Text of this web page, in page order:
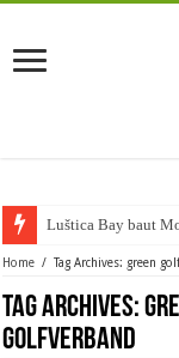
Luštica Bay baut
Home / Tag Archives: green
Tag Archives:
golfverband